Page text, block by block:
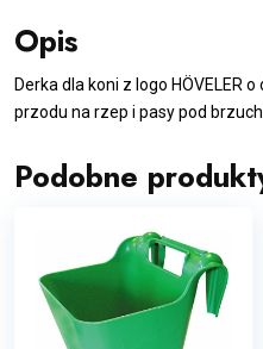
Opis
Derka dla koni z logo HÖVELER
przodu na rzep i pasy pod
Podobne